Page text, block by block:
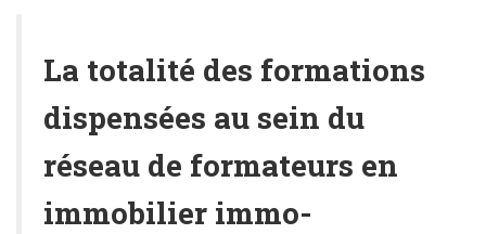
La totalité des formations
dispensées au sein du
réseau de formateurs en
immobilier immo-